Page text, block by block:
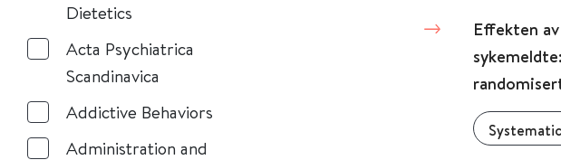
Dietetics
Acta Psychiatrica
Scandinavica
Addictive Behaviors
Administration and
Effekten